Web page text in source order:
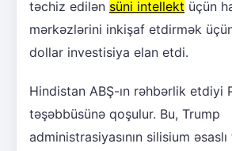
təchiz edilən süni intellekt üçün
mərkəzlərini inkişaf etdirmək
dollar investisiya elan etdi.
Hindistan ABŞ-ın rəhbərlik etdiyi
təşəbbüsünə qoşulur. Bu, Trump
administrasiyasının silisium